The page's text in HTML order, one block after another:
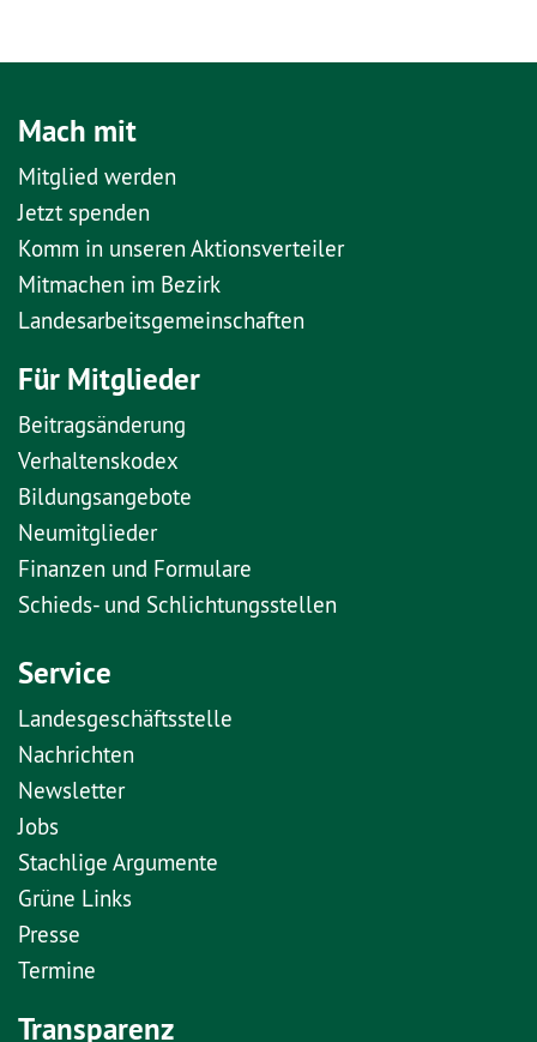
Mach mit
Mitglied werden
Jetzt spenden
Komm in unseren Aktionsverteiler
Mitmachen im Bezirk
Landesarbeitsgemeinschaften
Für Mitglieder
Beitragsänderung
Verhaltenskodex
Bildungsangebote
Neumitglieder
Finanzen und Formulare
Schieds- und Schlichtungsstellen
Service
Landesgeschäftsstelle
Nachrichten
Newsletter
Jobs
Stachlige Argumente
Grüne Links
Presse
Termine
Transparenz